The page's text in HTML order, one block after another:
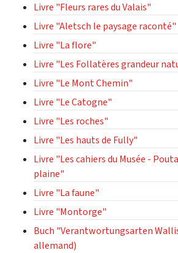
Livre "Fleurs rares du Valais"
Livre "Aletsch le paysage raconté"
Livre "La flore"
Livre "Les Follatères grandeur
Livre "Le Mont Chemin"
Livre "Le Catogne"
Livre "Les roches"
Livre "Les hauts de Fully"
Livre "Les cahiers du Musée -
plaine"
Livre "La faune"
Livre "Montorge"
Buch "Verantwortungsarten
allemand)